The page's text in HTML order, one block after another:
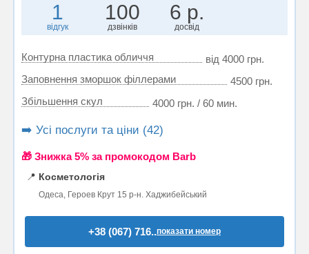
1
відгук
100
дзвінків
6 р.
досвід
Контурна пластика обличчя
від 4000 грн.
Заповнення зморшок філлерами
4500 грн.
Збільшення скул
4000 грн. / 60 мин.
➡️ Усі послуги та ціни (42)
🎁 Знижка 5% за промокодом Barb
📍 Косметологія
Одеса, Героев Крут 15 р-н. Хаджибейський
+38 (067) 716..показати номер